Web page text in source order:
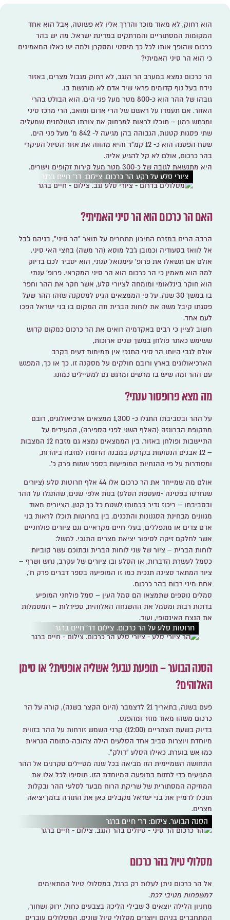
הוא רחוק, לא מאוד מוכר והדרך אליו לא פשוטה, אבל הוא אחד
המקומות המסתוריים והמרתקים במדינת ישראל. מה יש בהר
כרכום שהופך אותו לכל כך מיסטי ומסקרן ולמה יש כאלו המאמינים
כי הוא הר סיני האמיתי?
הר כרכום נמצא במערב הר הנגב, לא רחוק מגבול מצרים, באזור
נידח בעל נוף קדומים פראי שיד אדם לא מורגשת בו.
גובהו של ההר הוא כ-800 מטר מעל פני הים. הוא הבולט בהרי
האזור. אם תעמדו על ראשם של הרי אדום ומואב, הרי מרכז סיני
ומכתש רמון – תוכלו לראות למרחוק את צורתו השולחנית שמעליה
שתי פסגות קטנות, הגבוהה בהן מגיעה ל- 842 מ' מעל פני הים.
שטח הפסגה הוא כ- 12 קמ"ר והיא מהווה את אזור הטיול העיקרי
בהר כרכום, אולם לא קל להגיע אליה.
היא מתנשאת לגובה של כ-300 מטר מעל קירות זקופים וישרים.
ציורי סלע על רקע הר כרכום. צילום: דר' חיים ברגר
האם הר כרכום הוא הר סיני האמיתי?
הרבה הרים במזרח התיכון מתחרים על תואר "הר סיני", בניהם ג'בל
אל לוואז בסעודיה וכמובן ג'בל מוסא (הר משה) בחצי האי סיני.
אולם אם תשאלו את פרופ' עימנואל ענתי, הוא יסביר לכם בדיוק
למה הוא מאמין כי הר כרכום הוא הר סיני המקראי. פרופ' ענתי
הוא חוקר בינלאומי ומומחה לציורי סלע, אשר חקר את ההר וחפר
בו במשך 30 שנה. על פי הממצאים הגיע למסקנה שזהו ההר שעל
פסגתו קיבל משה את לוחות הברית וזה המקום בו בני ישראל הפכו
לעם אחד.
חשוב לציין כי רבים באקדמיה רואים את הר כרכום כמקום קדוש
ששימש כאתר פולחן במשך שנים ארוכות,
אולם לגבי היותו הר סיני התנכי אין תמימות דעים בקרב
הארכיאולוגים בארץ ורובם חולקים על מסקנה זו. כך או כך, המפגש
עם ההר ומה שיש בו מרשים ומרגש גם למטיילים כמונו.
מה מצא פרופסור ענתי?
על ההר ובסביבתו התגלו כ- 1,300 ממצאים ארכיאולוגים, רובם
מתקופת הברונזה (האלף השני לפני הספירה), המעידים על
התיישבות ופולחן באזור. בין הממצאים נמצא גם מזבח 12 המצבות
– 12 אבנים הנטועות בקרקע במבנה הדומה למזבח ביהדות,
ומסודרות על פי ההנחיות המופיעות בספר שמות פרק כ'.
אולם מה שמייחד את הר כרכום אלו 44 אלף חרוטות סלע
(ציורים
שנחרטו בפטינה -מעטפת הסלע) בנות אלפי שנים, שהתגלו על ההר
ובסביבתו – ריכוז נדיר בכמותו לשטח כל כך קטן. הציורים מאוד
מגוונים מבחינת הסגנונות והתכנים. בין בחרוטות תוכלו לראות בני
אדם צדים או מתפללים, בעלי חיים מקראיים וגם ציורים פולחניים
אשר לחלקם זיקה לסיפור יציאת מצרים התנכי. למשל:
לוחות הברית – ציור של שני לוחות הברית ובתוכם עשר קוביות
כסמל לעשרת הדברות, או הסלע ובו ציורים של עקרב, נחש ושרף –
ציור המתאר סצינה תנכית כמו זו המופיעה בספר דברים פרק ח',
אחת מיני רבות בהר כרכום.
סמלים נוספים שתמצאו הם סמל העין – סמל פולחני המופיע
בדתות רבות ומסמל את ההשגחה האלוהית, ספירלות – המסמלות
את הנצח האינסופי, ועוד.
חרוטות סלע על הר כרכום. צילום דר' חיים ברגר
הסנה הבוער – תופעת טבע? אשליה אופטית? או סימן
האלוהים?
פעם בשנה, בתאריך 21 לדצמבר (היום הקצר בשנה), קורה על הר
כרכום משהו מאוד מוזר ומהפנט.
בדיוק בשעת הצהריים (12:00) קרני השמש זורחות על ההר בזווית
מיוחדת ויוצרות סביב אחד הסלעים הילה צהובה-כתומה הנראית
כמו אש בוערת. כאילו הסלע "דולק".
התחושה השמיימית הזו מביאה בכל שנה מטיילים סקרנים אל ההר
המגיעים כדי לחזות בתופעה המיוחדת הזו. תוסיפו לכל אלו את
המוזיקה המסתורית של שריקת הרוח מבעד לסלעי ההר ובקלות
תוכלו לדמיין את בני ישראל מקבלים כאן את התורה בזמן יציאה
מצרים.
הסנה הבוער. צילום: דר' חיים ברגר
מסלולי טיול בהר כרכום
אל הר כרכום ניתן לעלות רק ברגל, במסלולי טיול המתאימים
למשפחות מטיבי לכת.
מחניון הלילה יוצאים 3 שבילי הליכה בצבעים כחול, ירוק ושחור,
המתחברים בניהם ויוצרים מסלולי טיול שונים. המסלולים עוברים